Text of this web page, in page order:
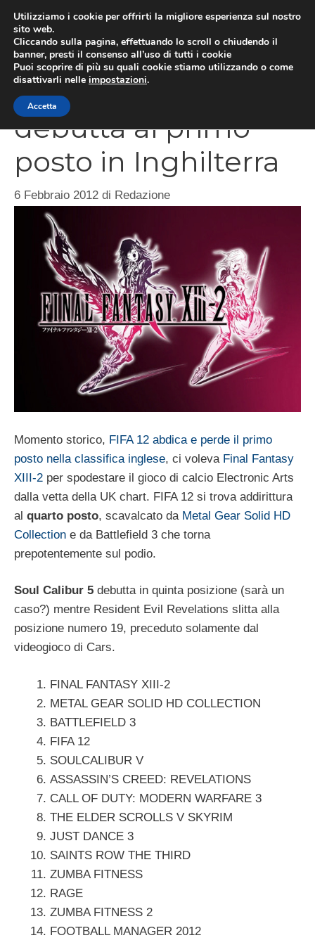
contenuto
Final Fantasy XIII-2
debutta al primo
posto in Inghilterra
6 Febbraio 2012 di Redazione
Momento storico, FIFA 12 abdica e perde il primo
posto nella classifica inglese, ci voleva Final Fantasy
XIII-2 per spodestare il gioco di calcio Electronic Arts
dalla vetta della UK chart. FIFA 12 si trova addirittura
al quarto posto, scavalcato da Metal Gear Solid HD
Collection e da Battlefield 3 che torna
prepotentemente sul podio.
Soul Calibur 5 debutta in quinta posizione (sarà un
caso?) mentre Resident Evil Revelations slitta alla
posizione numero 19, preceduto solamente dal
videogioco di Cars.
FINAL FANTASY XIII-2
METAL GEAR SOLID HD COLLECTION
BATTLEFIELD 3
FIFA 12
SOULCALIBUR V
ASSASSIN’S CREED: REVELATIONS
CALL OF DUTY: MODERN WARFARE 3
THE ELDER SCROLLS V SKYRIM
JUST DANCE 3
SAINTS ROW THE THIRD
ZUMBA FITNESS
RAGE
ZUMBA FITNESS 2
FOOTBALL MANAGER 2012
Utilizziamo i cookie per offrirti la migliore esperienza sul nostro
sito web.
Cliccando sulla pagina, effettuando lo scroll o chiudendo il
banner, presti il consenso all’uso di tutti i cookie
Puoi scoprire di più su quali cookie stiamo utilizzando o come
disattivarli nelle impostazioni.
Accetta